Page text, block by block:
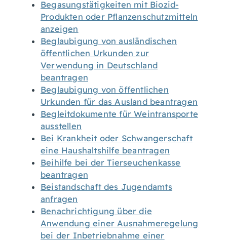
Begasungstätigkeiten mit Biozid-
Produkten oder Pflanzenschutzmitteln
anzeigen
Beglaubigung von ausländischen
öffentlichen Urkunden zur
Verwendung in Deutschland
beantragen
Beglaubigung von öffentlichen
Urkunden für das Ausland beantragen
Begleitdokumente für Weintransporte
ausstellen
Bei Krankheit oder Schwangerschaft
eine Haushaltshilfe beantragen
Beihilfe bei der Tierseuchenkasse
beantragen
Beistandschaft des Jugendamts
anfragen
Benachrichtigung über die
Anwendung einer Ausnahmeregelung
bei der Inbetriebnahme einer